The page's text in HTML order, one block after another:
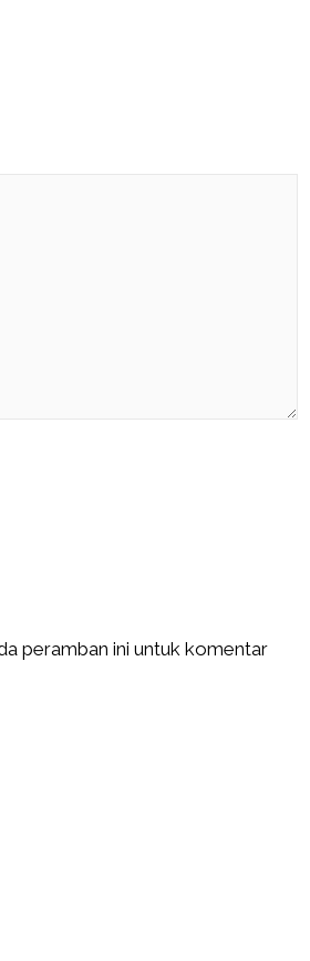
peramban ini untuk komentar